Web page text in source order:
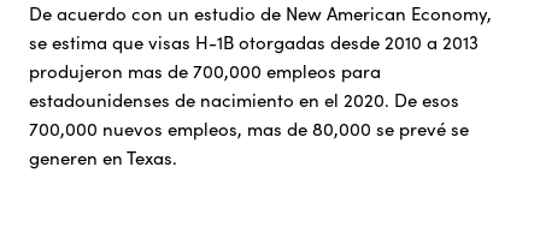
De acuerdo con un estudio de New American Economy,
se estima que visas H-1B otorgadas desde 2010 a 2013
produjeron mas de 700,000 empleos para
estadounidenses de nacimiento en el 2020. De esos
700,000 nuevos empleos, mas de 80,000 se prevé se
generen en Texas.